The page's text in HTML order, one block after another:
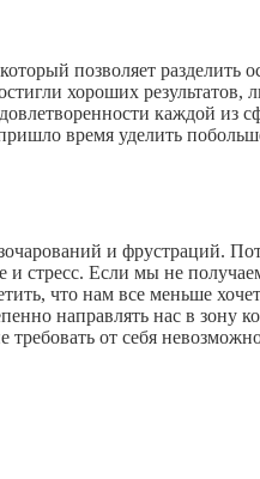
позволяет разделить
хороших
каждой из
время уделить
и фрустраций.
стресс. Если мы не
что нам все меньше
направлять нас в зону
от себя